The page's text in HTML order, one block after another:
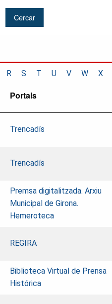
R S T U V W X
Portals
Trencadís
Trencadís
Premsa digitalitzada. Arxiu
Municipal de Girona.
Hemeroteca
REGIRA
Biblioteca Virtual de Prensa
Histórica